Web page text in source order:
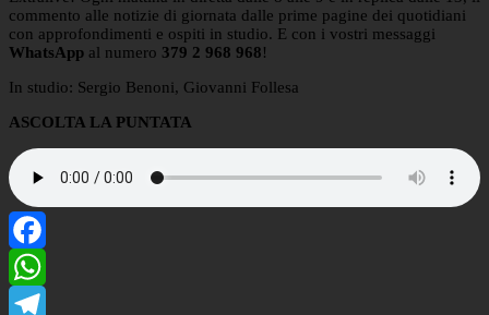
commento alle notizie di giornata dalle prime pagine dei quotidiani
con approfondimenti e ospiti in studio. E con i vostri messaggi
WhatsApp al numero 379 2 968 968!
In studio: Sergio Benoni, Giovanni Follesa
ASCOLTA LA PUNTATA
Facebook
WhatsApp